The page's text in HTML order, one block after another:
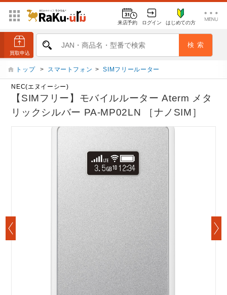
来店予約 ログイン はじめての方
トップ > スマートフォン > SIMフリールーター
NEC(エヌイーシー)
【SIMフリー】モバイルルーター Aterm メタ
リックシルバー PA-MP02LN ［ナノSIM］